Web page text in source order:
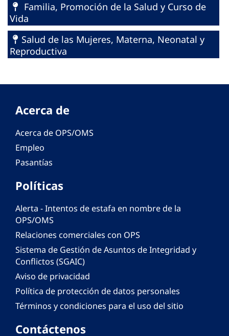
Familia, Promoción de la Salud y Curso de
Vida
Salud de las Mujeres, Materna, Neonatal y
Reproductiva
Acerca de
Acerca de OPS/OMS
Empleo
Pasantías
Políticas
Alerta - Intentos de estafa en nombre de la
OPS/OMS
Relaciones comerciales con OPS
Sistema de Gestión de Asuntos de Integridad y
Conflictos (SGAIC)
Aviso de privacidad
Política de protección de datos personales
Términos y condiciones para el uso del sitio
Contáctenos